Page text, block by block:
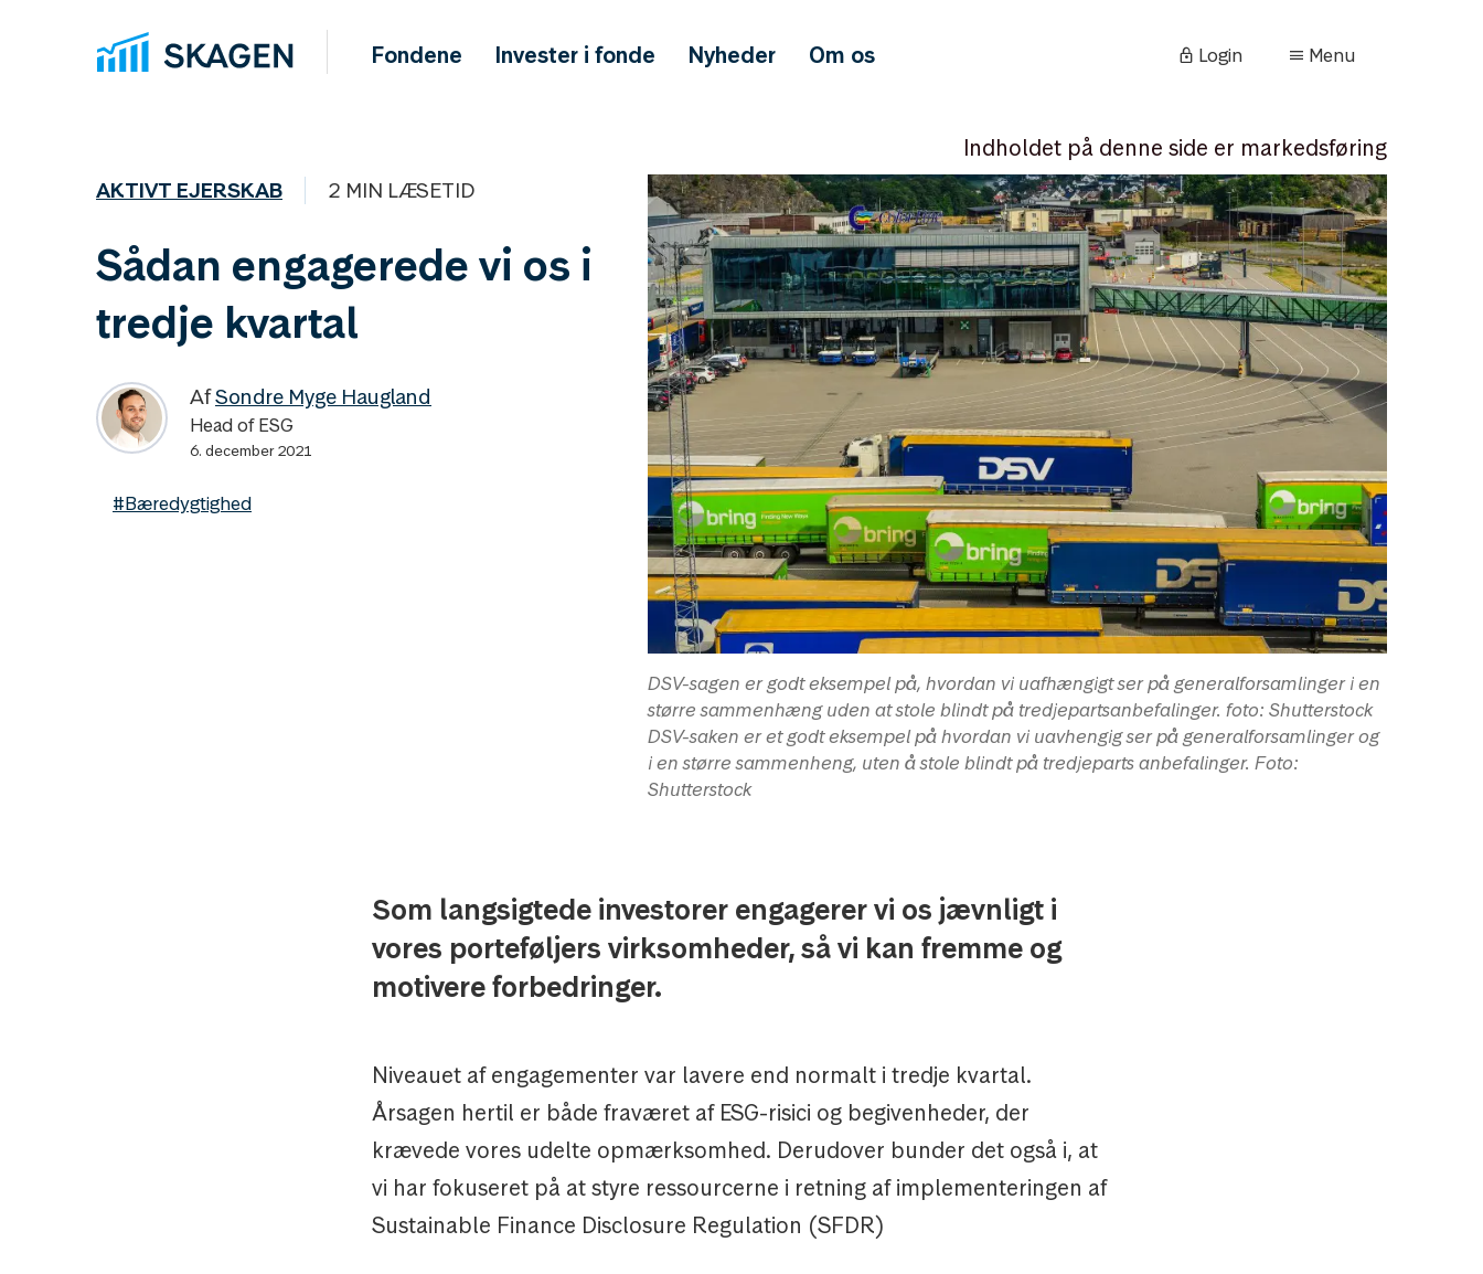
Fondene Invester i fonde Nyheder Om os Login Menu
Indholdet på denne side er markedsføring
AKTIVT EJERSKAB 2 MIN LÆSETID
Sådan engagerede vi os i
tredje kvartal
AfSondre Myge Haugland
Head of ESG
6. december 2021
#Bæredygtighed
DSV-sagen er godt eksempel på, hvordan vi uafhængigt ser på generalforsamlinger i en
større sammenhæng uden at stole blindt på tredjepartsanbefalinger. foto: Shutterstock
DSV-saken er et godt eksempel på hvordan vi uavhengig ser på generalforsamlinger og
i en større sammenheng, uten å stole blindt på tredjeparts anbefalinger. Foto:
Shutterstock
Som langsigtede investorer engagerer vi os jævnligt i
vores porteføljers virksomheder, så vi kan fremme og
motivere forbedringer.
Niveauet af engagementer var lavere end normalt i tredje kvartal.
Årsagen hertil er både fraværet af ESG-risici og begivenheder, der
krævede vores udelte opmærksomhed. Derudover bunder det også i, at
vi har fokuseret på at styre ressourcerne i retning af implementeringen af
Sustainable Finance Disclosure Regulation (SFDR)